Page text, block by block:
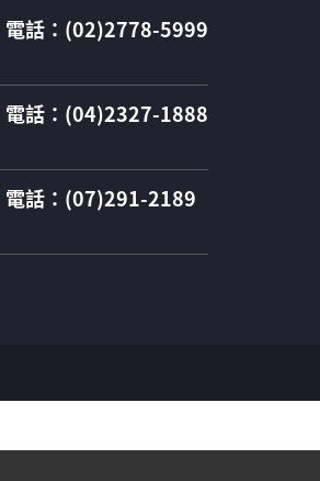
電話：(02)2778-5999
電話：(04)2327-1888
電話：(07)291-2189